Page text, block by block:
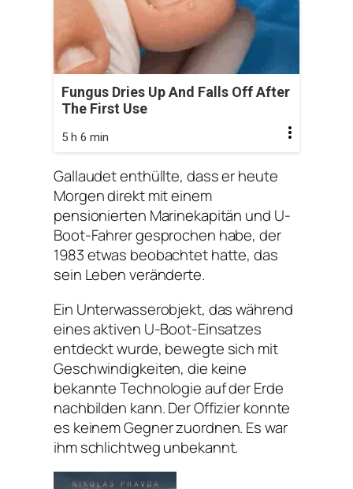
Fungus Dries Up And Falls Off After
The First Use
5 h 6 min
Gallaudet enthüllte, dass er heute
Morgen direkt mit einem
pensionierten Marinekapitän und U-
Boot-Fahrer gesprochen habe, der
1983 etwas beobachtet hatte, das
sein Leben veränderte.
Ein Unterwasserobjekt, das während
eines aktiven U-Boot-Einsatzes
entdeckt wurde, bewegte sich mit
Geschwindigkeiten, die keine
bekannte Technologie auf der Erde
nachbilden kann. Der Offizier konnte
es keinem Gegner zuordnen. Es war
ihm schlichtweg unbekannt.